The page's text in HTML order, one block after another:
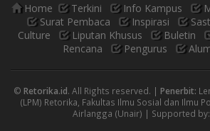
Home Terkini Info Kampus
Surat Pembaca
Inspirasi
Culture
Liputan Khusus Buletin
Rencana
Pengurus
© Retorika.id. All Rights reserved. | Penerbit:
(LPM) Retorika, Fakultas Ilmu Sosial dan Ilmu
Airlangga (Unair) | Supported by: